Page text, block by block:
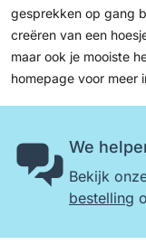
gesprekken op gang
creëren van een
maar ook je mooiste
homepage voor meer
We
Bekijk
bestelling